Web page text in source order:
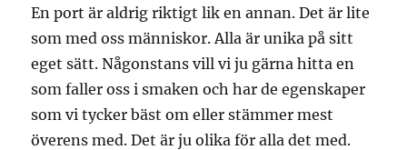
En port är aldrig riktigt lik en annan. Det är lite
som med oss människor. Alla är unika på sitt
eget sätt. Någonstans vill vi ju gärna hitta en
som faller oss i smaken och har de egenskaper
som vi tycker bäst om eller stämmer mest
överens med. Det är ju olika för alla det med.